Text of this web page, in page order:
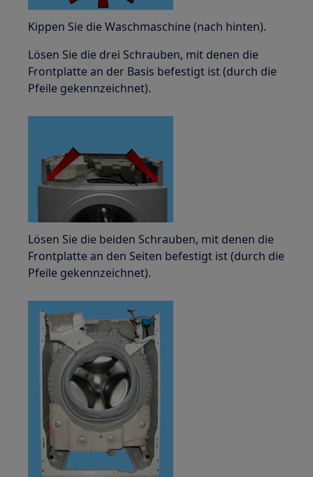
Kippen Sie die Waschmaschine (nach hinten).
Lösen Sie die drei Schrauben, mit denen die
Frontplatte an der Basis befestigt ist (durch die
Pfeile gekennzeichnet).
Lösen Sie die beiden Schrauben, mit denen die
Frontplatte an den Seiten befestigt ist (durch die
Pfeile gekennzeichnet).